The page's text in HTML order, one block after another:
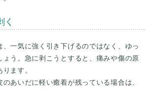
く
、一気に強く引き下げるのではなく、ゆっ
ょう。急に剥こうとすると、痛みや傷の原
ます。
あいだに軽い癒着が残っている場合は、